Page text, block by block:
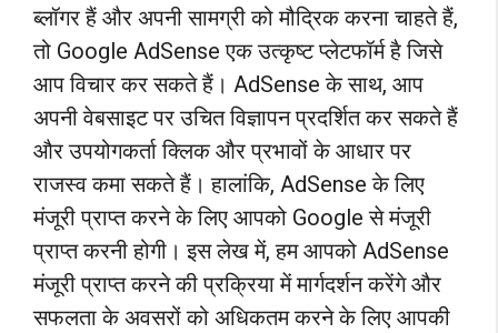
ब्लॉगर हैं और अपनी सामग्री को मौद्रिक करना चाहते हैं,
तो Google AdSense एक उत्कृष्ट प्लेटफॉर्म है जिसे
आप विचार कर सकते हैं। AdSense के साथ, आप
अपनी वेबसाइट पर उचित विज्ञापन प्रदर्शित कर सकते हैं
और उपयोगकर्ता क्लिक और प्रभावों के आधार पर
राजस्व कमा सकते हैं। हालांकि, AdSense के लिए
मंजूरी प्राप्त करने के लिए आपको Google से मंजूरी
प्राप्त करनी होगी। इस लेख में, हम आपको AdSense
मंजूरी प्राप्त करने की प्रक्रिया में मार्गदर्शन करेंगे और
सफलता के अवसरों को अधिकतम करने के लिए आपकी